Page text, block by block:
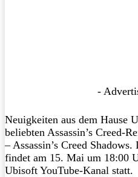
-
Neuigkeiten aus dem Hause
beliebten Assassin’s Creed-
– Assassin’s Creed
findet am 15. Mai um 18:00
Ubisoft YouTube-Kanal statt.